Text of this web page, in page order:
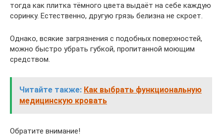
тогда как плитка тёмного цвета выдаёт на себе каждую
соринку. Естественно, другую грязь белизна не скроет.
Однако, всякие загрязнения с подобных поверхностей,
можно быстро убрать губкой, пропитанной моющим
средством.
Читайте также: Как выбрать функциональную
медицинскую кровать
Обратите внимание!